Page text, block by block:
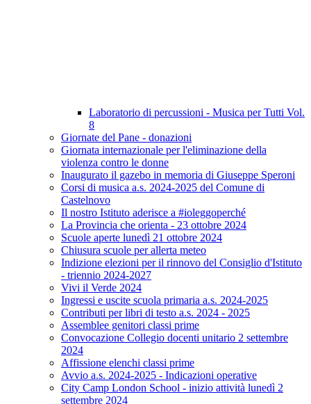
Laboratorio di percussioni - Musica per Tutti Vol.
8
Giornate del Pane - donazioni
Giornata internazionale per l'eliminazione della
violenza contro le donne
Inaugurato il gazebo in memoria di Giuseppe Speroni
Corsi di musica a.s. 2024-2025 del Comune di
Castelnovo
Il nostro Istituto aderisce a #ioleggoperché
La Provincia che orienta - 23 ottobre 2024
Scuole aperte lunedì 21 ottobre 2024
Chiusura scuole per allerta meteo
Indizione elezioni per il rinnovo del Consiglio d'Istituto
- triennio 2024-2027
Vivi il Verde 2024
Ingressi e uscite scuola primaria a.s. 2024-2025
Contributi per libri di testo a.s. 2024 - 2025
Assemblee genitori classi prime
Convocazione Collegio docenti unitario 2 settembre
2024
Affissione elenchi classi prime
Avvio a.s. 2024-2025 - Indicazioni operative
City Camp London School - inizio attività lunedì 2
settembre 2024